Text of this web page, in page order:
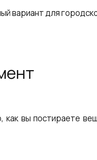
вариант для
как вы постираете